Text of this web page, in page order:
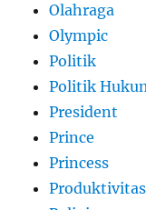
Olahraga
Olympic
Politik
Politik
President
Prince
Princess
Produktivitas